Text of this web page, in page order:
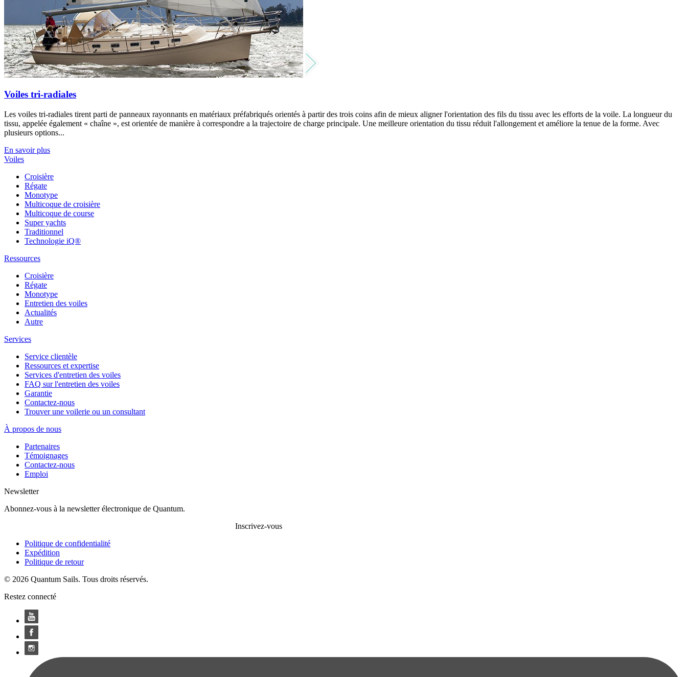
Voiles tri-radiales
Les voiles tri-radiales tirent parti de panneaux rayonnants en matériaux préfabriqués orientés à partir des trois coins afin de mieux aligner l'orientation des fils du tissu avec les efforts de la voile. La longueur du
tissu, appelée également « chaîne », est orientée de manière à correspondre a la trajectoire de charge principale. Une meilleure orientation du tissu réduit l'allongement et améliore la tenue de la forme. Avec
plusieurs options...
En savoir plus
Voiles
Croisière
Régate
Monotype
Multicoque de croisière
Multicoque de course
Super yachts
Traditionnel
Technologie iQ®
Ressources
Croisière
Régate
Monotype
Entretien des voiles
Actualités
Autre
Services
Service clientèle
Ressources et expertise
Services d'entretien des voiles
FAQ sur l'entretien des voiles
Garantie
Contactez-nous
Trouver une voilerie ou un consultant
À propos de nous
Partenaires
Témoignages
Contactez-nous
Emploi
Newsletter
Abonnez-vous à la newsletter électronique de Quantum.
Inscrivez-vous
Politique de confidentialité
Expédition
Politique de retour
© 2026 Quantum Sails. Tous droits réservés.
Restez connecté